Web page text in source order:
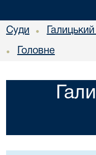
Суди •
• Головне